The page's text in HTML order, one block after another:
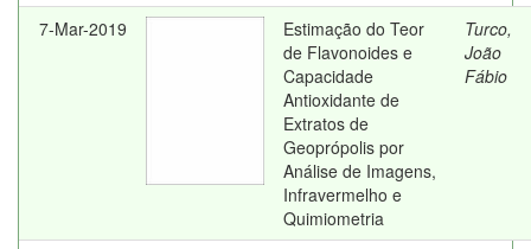
7-Mar-2019
Estimação do Teor
de Flavonoides e
Capacidade
Antioxidante de
Extratos de
Geoprópolis por
Análise de Imagens,
Infravermelho e
Quimiometria
Turco,
João
Fábio